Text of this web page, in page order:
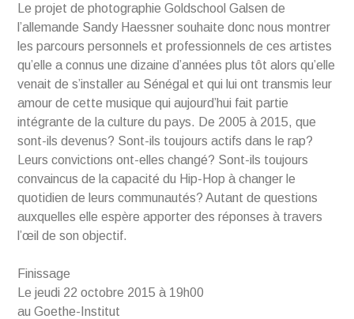
Le projet de photographie Goldschool Galsen de
l’allemande Sandy Haessner souhaite donc nous montrer
les parcours personnels et professionnels de ces artistes
qu’elle a connus une dizaine d’années plus tôt alors qu’elle
venait de s’installer au Sénégal et qui lui ont transmis leur
amour de cette musique qui aujourd’hui fait partie
intégrante de la culture du pays. De 2005 à 2015, que
sont-ils devenus? Sont-ils toujours actifs dans le rap?
Leurs convictions ont-elles changé? Sont-ils toujours
convaincus de la capacité du Hip-Hop à changer le
quotidien de leurs communautés? Autant de questions
auxquelles elle espère apporter des réponses à travers
l’œil de son objectif.
Finissage
Le jeudi 22 octobre 2015 à 19h00
au Goethe-Institut